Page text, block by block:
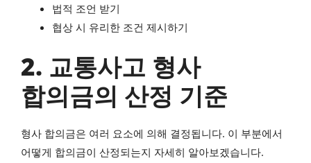
법적 조언 받기
협상 시 유리한 조건 제시하기
2. 교통사고 형사
합의금의 산정 기준
형사 합의금은 여러 요소에 의해 결정됩니다. 이 부분에서
어떻게 합의금이 산정되는지 자세히 알아보겠습니다.